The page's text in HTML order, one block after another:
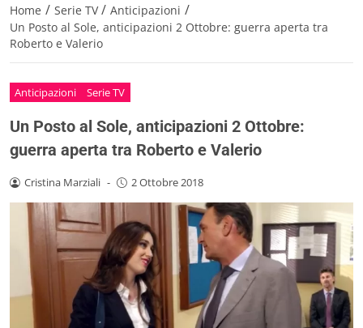
Home / Serie TV / Anticipazioni /
Un Posto al Sole, anticipazioni 2 Ottobre: guerra aperta tra
Roberto e Valerio
Anticipazioni Serie TV
Un Posto al Sole, anticipazioni 2 Ottobre:
guerra aperta tra Roberto e Valerio
Cristina Marziali - 2 Ottobre 2018